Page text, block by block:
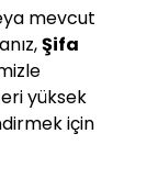
mevcut
Şifa
yüksek
için